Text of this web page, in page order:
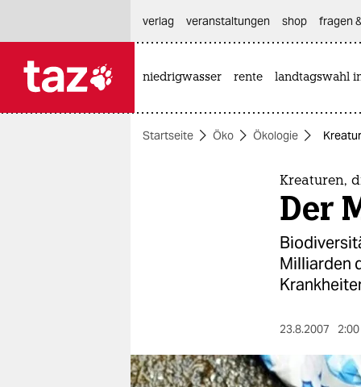
themen
berlin
verlag
veranstaltungen shop fragen
niedrigwasser rente landtagswahl
Startseite Öko Ökologie
Kreaturen,
Der
Milliarden
23.8.2007